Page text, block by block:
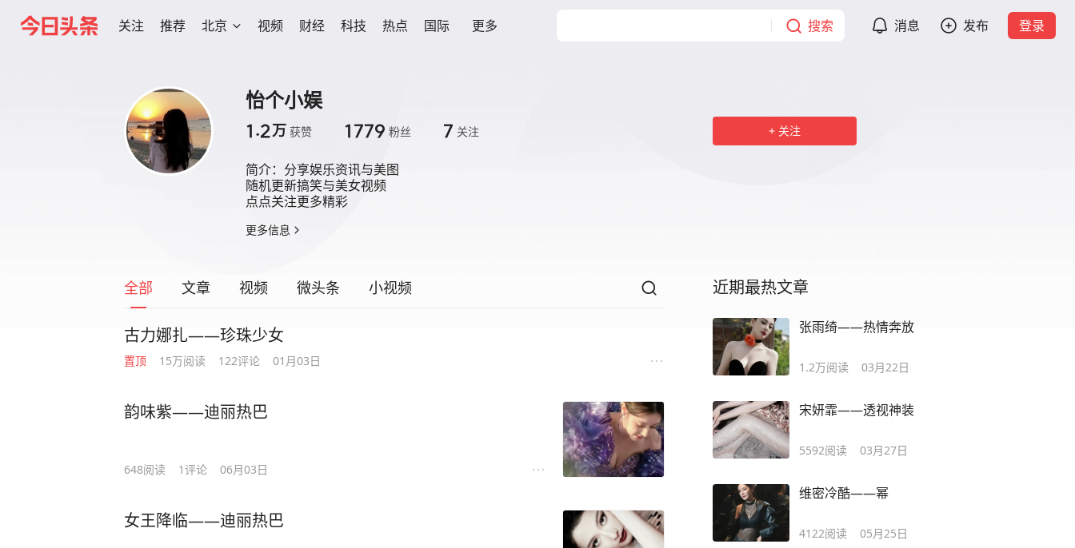
关注 推荐 北京 视频 财经 科技 热点 国际 更多 搜索 消息 发布 登录
怡个小娱
1.2万 获赞 1779 粉丝 7 关注
简介： 分享娱乐资讯与美图
随机更新搞笑与美女视频
点点关注更多精彩
更多信息
关注
全部 文章 视频 微头条 小视频
古力娜扎——珍珠少女
置顶 15万阅读 122评论 01月03日
韵味紫——迪丽热巴
648阅读 1评论 06月03日
女王降临——迪丽热巴
近期最热文章
张雨绮——热情奔放
1.2万阅读 03月22日
宋妍霏——透视神装
5592阅读 03月27日
维密冷酷——幂
4122阅读 05月25日